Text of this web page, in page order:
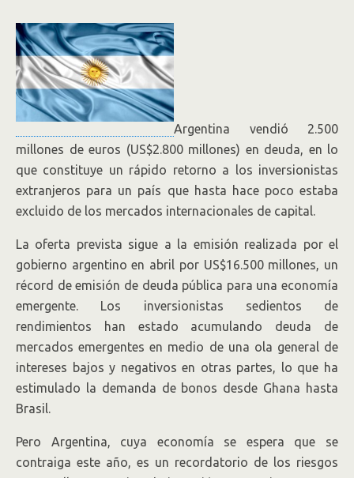
de euros en deuda
Por Emese Bartha.
Argentina vendió 2.500
millones de euros (US$2.800 millones) en deuda, en lo
que constituye un rápido retorno a los inversionistas
extranjeros para un país que hasta hace poco estaba
excluido de los mercados internacionales de capital.
La oferta prevista sigue a la emisión realizada por el
gobierno argentino en abril por US$16.500 millones, un
récord de emisión de deuda pública para una economía
emergente. Los inversionistas sedientos de
rendimientos han estado acumulando deuda de
mercados emergentes en medio de una ola general de
intereses bajos y negativos en otras partes, lo que ha
estimulado la demanda de bonos desde Ghana hasta
Brasil.
Pero Argentina, cuya economía se espera que se
contraiga este año, es un recordatorio de los riesgos